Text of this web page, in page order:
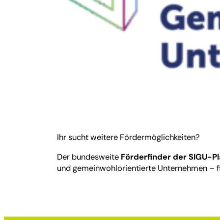
Ihr sucht weitere Fördermöglichkeiten?
Der bundesweite Förderfinder der SIGU-
und gemeinwohlorientierte Unternehmen –